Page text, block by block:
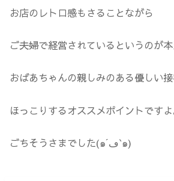
お店のレトロ感もさることながら
ご夫婦で経営されているというのが本
おばあちゃんの親しみのある優しい接
ほっこりするオススメポイントですよ
ごちそうさまでした(๑´ڡ`๑)